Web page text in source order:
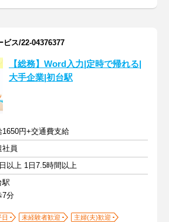
ビス/22-04376377
【総務】Word入力|定時で帰れる|
大手企業|初台駅
1650円+交通費支給
社員
以上 1日7.5時間以上
駅
7分
日 未経験者歓迎
主婦(夫)歓迎